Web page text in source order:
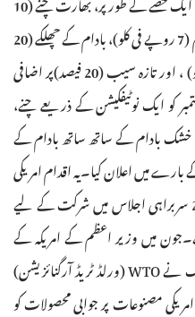
فیصد)، دال (20 فیصد)، تازہ یا خشک بادام (7 روپے فی کلو)، بادام کے چھلکے (20
روپے فی کلو)، اخروٹ (20 روپے فی کلو) ، اور تازہ سیب (20 فیصد)پر اضافی
ہٹائے گا۔وزارت خزانہ نے 5 ستمبر کو ایک نوٹیفکیشن کے ذریعے چنے،
بادام کے ساتھ ساتھ بادام کے
میں اعلان کیا۔یہ اقدام امریکی
صدر جو بائیڈن کے 9-10 ستمبر کو جی 20 سربراہی اجلاس میں شرکت کے لیے
میں وزیر اعظم کے امریکہ کے
سرکاری دورے کے دوران، دونوں ممالک نے WTO (ورلڈ ٹریڈ آرگنائزیشن)
مصنوعات پر جوابی محصولات کو